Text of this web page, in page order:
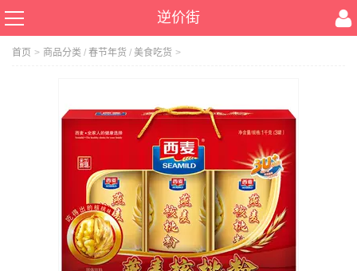
逆价街
首页 > 商品分类 / 春节年货 / 美食吃货 >